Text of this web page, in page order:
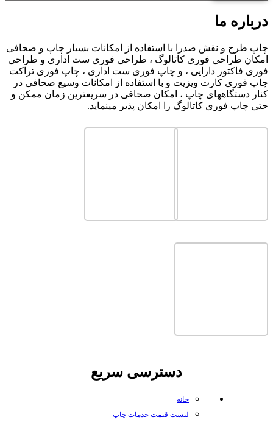
درباره ما
چاپ طرح و نقش صدرا با استفاده از امکانات بسیار چاپ و صحافی
امکان طراحی فوری کاتالوگ ، طراحی فوری ست اداری و طراحی
فوری فاکتور دارایی ، و چاپ فوری ست اداری ، چاپ فوری تراکت
چاپ فوری کارت ویزیت و با استفاده از امکانات وسیع صحافی در
کنار دستگاههای چاپ ، امکان صحافی در سریعترین زمان ممکن و
حتی چاپ فوری کاتالوگ را امکان پذیر مینماید.
دسترسی سریع
خانه
لیست قیمت خدمات چاپ